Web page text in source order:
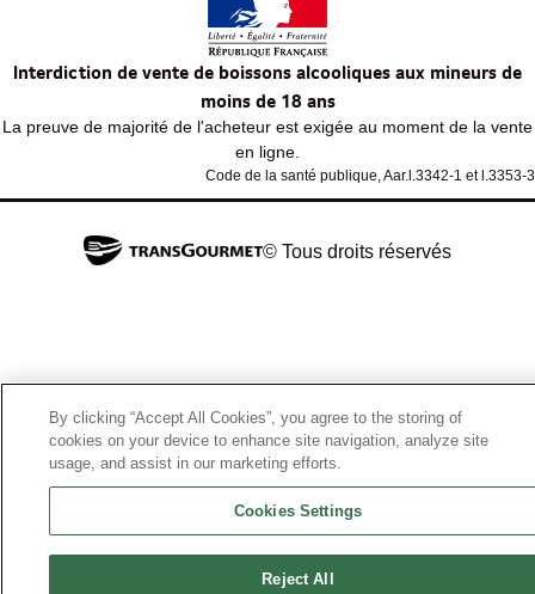
Interdiction de vente de boissons alcooliques aux mineurs de
moins de 18 ans
La preuve de majorité de l'acheteur est exigée au moment de la vente
en ligne.
Code de la santé publique, Aar.l.3342-1 et l.3353-3
© Tous droits réservés
By clicking “Accept All Cookies”, you agree to the storing of
cookies on your device to enhance site navigation, analyze site
usage, and assist in our marketing efforts.
Cookies Settings
Reject All